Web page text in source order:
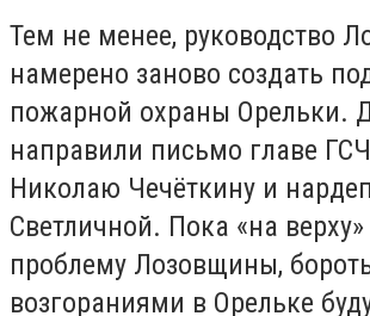
Тем не менее, руководство
намерено заново создать
пожарной охраны Орельки.
направили письмо главе
Николаю Чечёткину и
Светличной. Пока «на
проблему Лозовщины,
возгораниями в Орельке